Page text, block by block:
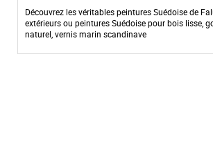
Découvrez les véritables peintures Suédoise de
extérieurs ou peintures Suédoise pour bois lisse,
naturel, vernis marin scandinave